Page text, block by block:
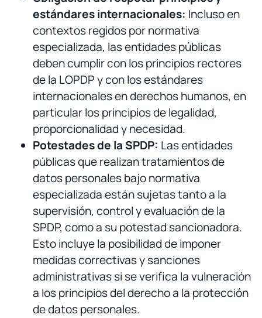
estándares internacionales: Incluso en
contextos regidos por normativa
especializada, las entidades públicas
deben cumplir con los principios rectores
de la LOPDP y con los estándares
internacionales en derechos humanos, en
particular los principios de legalidad,
proporcionalidad y necesidad.
Potestades de la SPDP: Las entidades
públicas que realizan tratamientos de
datos personales bajo normativa
especializada están sujetas tanto a la
supervisión, control y evaluación de la
SPDP, como a su potestad sancionadora.
Esto incluye la posibilidad de imponer
medidas correctivas y sanciones
administrativas si se verifica la vulneración
a los principios del derecho a la protección
de datos personales.